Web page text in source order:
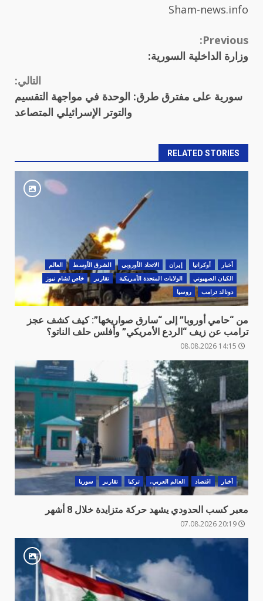
Sham-news.info
Continue
Reading
Previous:
وزارة الداخلية السورية:
التالي:
سورية على مفترق طرق: الوحدة في مواجهة التقسيم
والتوتر الإسرائيلي المتصاعد
RELATED STORIES
أخبار أوكرانيا ‏إيران الاتحاد الأوروبي الشرق الأوسط
العالم
الكيان الصهيوني
الولايات المتحدة الأمريكية تقارير
خاص لشام نيوز
دونالد ترامب
روسيا
من “حامي أوروبا” إلى “سارق صواريخها”: كيف كشف عجز
ترامب عن زيف “الردع الأمريكي” وأفلس حلف الناتو؟
أخبار اقتصاد العالم العربي، تركيا تقارير سوريا
معبر كسب الحدودي يشهد حركة متزايدة خلال 8 أشهر